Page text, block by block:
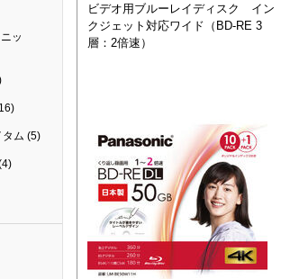
ッ
タム (5)
ビデオ用ブルーレイディスク イン
クジェット対応ワイド（BD-RE 3
層：2倍速）